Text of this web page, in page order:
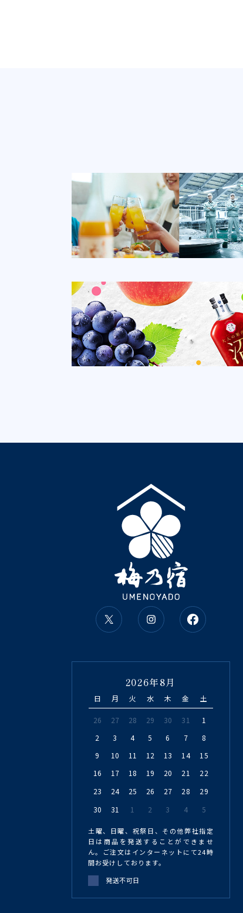
2026年8月
日 月 火 水 木 金 土
26 27 28 29 30 31
1
2
3 4 5 6 7
8
9
10 11 12 13 14
15
16
17 18 19 20 21
22
23
24 25 26 27 28
29
30
31 1 2 3 4 5
土曜、日曜、祝祭日、その他弊社指定
日は商品を発送することができませ
ん。ご注文はインターネットにて24時
間お受けしております。
発送不可日